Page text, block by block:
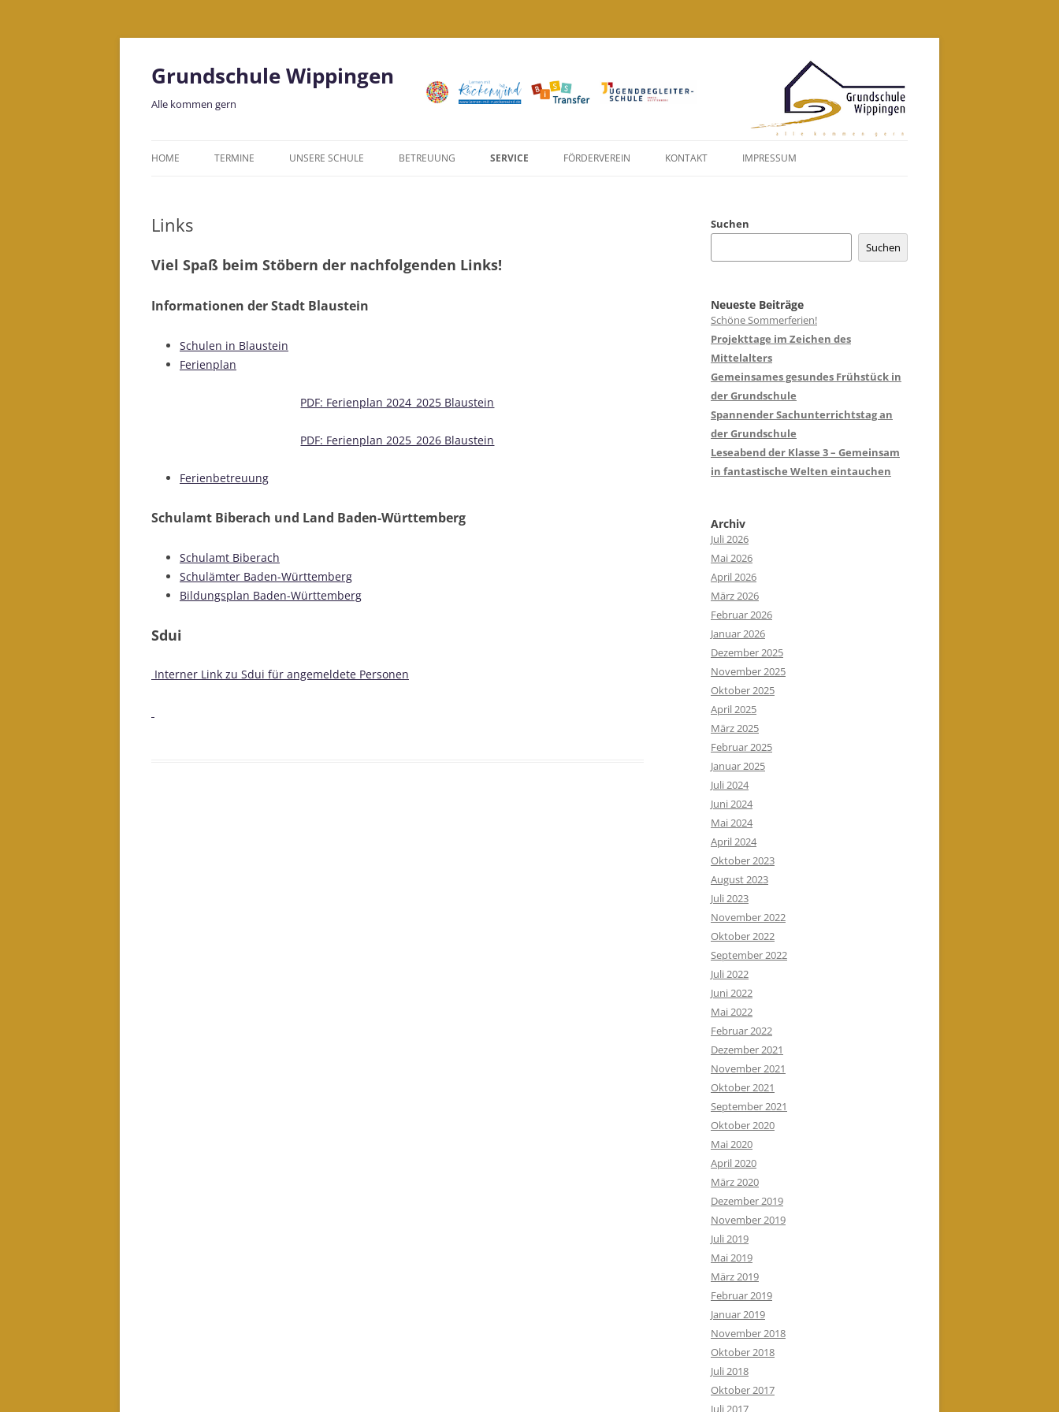
Grundschule Wippingen
Alle kommen gern
HOME TERMINE UNSERE SCHULE BETREUUNG SERVICE FÖRDERVEREIN KONTAKT IMPRESSUM
Links
Viel Spaß beim Stöbern der nachfolgenden Links!
Informationen der Stadt Blaustein
Schulen in Blaustein
Ferienplan
PDF: Ferienplan 2024_2025 Blaustein
PDF: Ferienplan 2025_2026 Blaustein
Ferienbetreuung
Schulamt Biberach und Land Baden-Württemberg
Schulamt Biberach
Schulämter Baden-Württemberg
Bildungsplan Baden-Württemberg
Sdui
Interner Link zu Sdui für angemeldete Personen
Suchen
Suchen
Neueste Beiträge
Schöne Sommerferien!
Projekttage im Zeichen des
Mittelalters
Gemeinsames gesundes Frühstück in
der Grundschule
Spannender Sachunterrichtstag an
der Grundschule
Leseabend der Klasse 3 – Gemeinsam
in fantastische Welten eintauchen
Archiv
Juli 2026
Mai 2026
April 2026
März 2026
Februar 2026
Januar 2026
Dezember 2025
November 2025
Oktober 2025
April 2025
März 2025
Februar 2025
Januar 2025
Juli 2024
Juni 2024
Mai 2024
April 2024
Oktober 2023
August 2023
Juli 2023
November 2022
Oktober 2022
September 2022
Juli 2022
Juni 2022
Mai 2022
Februar 2022
Dezember 2021
November 2021
Oktober 2021
September 2021
Oktober 2020
Mai 2020
April 2020
März 2020
Dezember 2019
November 2019
Juli 2019
Mai 2019
März 2019
Februar 2019
Januar 2019
November 2018
Oktober 2018
Juli 2018
Oktober 2017
Juli 2017